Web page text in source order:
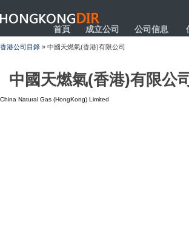
HONGKONGDIR
首頁 成立公司 公司信息
香港公司目錄 » 中國天燃氣(香港)有限公司
中國天燃氣(香港)有限公司
China Natural Gas (HongKong) Limited